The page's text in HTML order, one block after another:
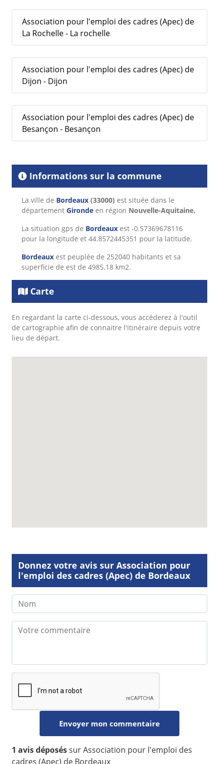
Association pour l'emploi des cadres (Apec) de
La Rochelle - La rochelle
Association pour l'emploi des cadres (Apec) de
Dijon - Dijon
Association pour l'emploi des cadres (Apec) de
Besançon - Besançon
Informations sur la commune
La ville de Bordeaux (33000) est située dans le
département Gironde en région Nouvelle-Aquitaine.
La situation gps de Bordeaux est -0.57369678116
pour la longitude et 44.8572445351 pour la latitude.
Bordeaux est peuplée de 252040 habitants et sa
superficie de est de 4985.18 km2.
Carte
En regardant la carte ci-dessous, vous accéderez à l'outil
de cartographie afin de connaitre l'itinéraire depuis votre
lieu de départ.
Donnez votre avis sur Association pour
l'emploi des cadres (Apec) de Bordeaux
1 avis déposéssur Association pour l'emploi des
cadres (Apec) de Bordeaux